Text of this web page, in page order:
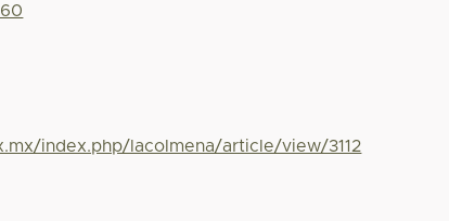
index.php/lacolmena/article/view/3112